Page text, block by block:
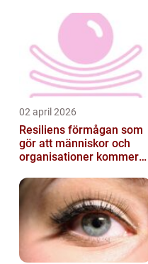
02 april 2026
Resiliens förmågan som
gör att människor och
organisationer kommer